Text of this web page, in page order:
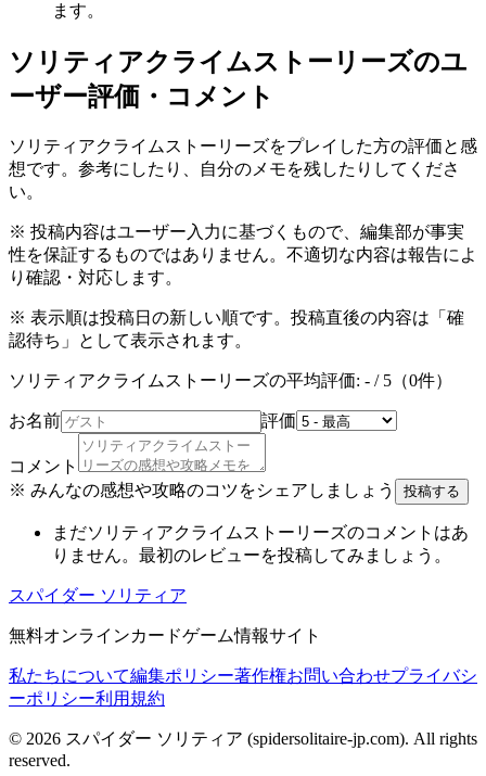
ます。
ソリティアクライムストーリーズのユ
ーザー評価・コメント
ソリティアクライムストーリーズをプレイした方の評価と感
想です。参考にしたり、自分のメモを残したりしてくださ
い。
※ 投稿内容はユーザー入力に基づくもので、編集部が事実
性を保証するものではありません。不適切な内容は報告によ
り確認・対応します。
※ 表示順は投稿日の新しい順です。投稿直後の内容は「確
認待ち」として表示されます。
ソリティアクライムストーリーズの平均評価: - / 5（0件）
お名前 評価
コメント
※ みんなの感想や攻略のコツをシェアしましょう
投稿する
まだソリティアクライムストーリーズのコメントはあ
りません。最初のレビューを投稿してみましょう。
スパイダー ソリティア
無料オンラインカードゲーム情報サイト
私たちについて編集ポリシー著作権お問い合わせプライバシ
ーポリシー利用規約
© 2026 スパイダー ソリティア (spidersolitaire-jp.com). All rights
reserved.